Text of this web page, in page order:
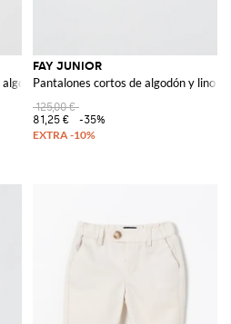
para niño con solapas de pico
FAY JUNIOR
Pantalones cortos de algodón y lino a
125,00 €
81,25 €
-35%